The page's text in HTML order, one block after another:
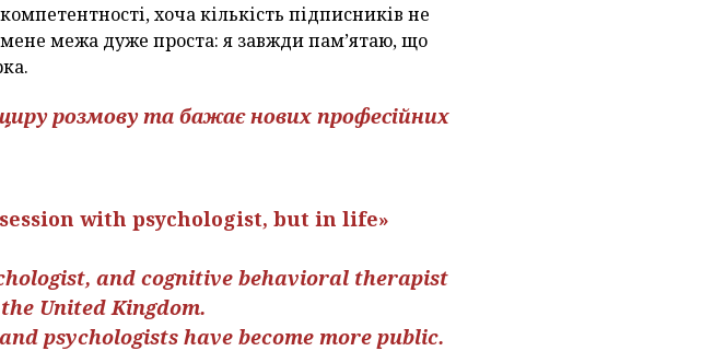
хоча кількість підписників не
межа дуже проста: я завжди пам’ятаю, що
щиру розмову та бажає нових професійних
with psychologist, but in life»
and cognitive behavioral therapist
United Kingdom.
psychologists have become more public.